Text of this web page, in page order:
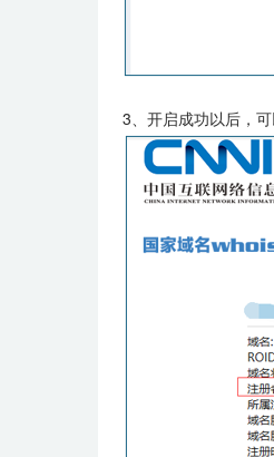
3、开启成功以后，